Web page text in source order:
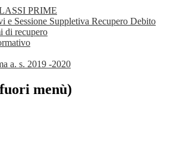
PRIME
e Sessione Suppletiva Recupero Debito
di recupero
a. s. 2019 -2020
menù)